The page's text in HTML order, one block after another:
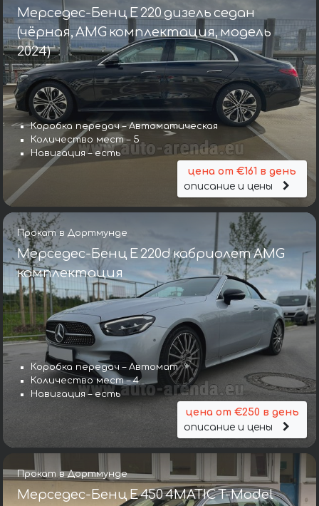
Мерседес-Бенц E 220 дизель седан
(чёрная, AMG комплектация, модель
2024)
Коробка передач – Автоматическая
Количество мест – 5
Навигация – есть
цена от €161 в день
описание и цены
Прокат в Дортмунде
Мерседес-Бенц E 220d кабриолет AMG
комплектация
Коробка передач – Автомат
Количество мест – 4
Навигация – есть
цена от €250 в день
описание и цены
Прокат в Дортмунде
Мерседес-Бенц E 450 4MATIC T-Model